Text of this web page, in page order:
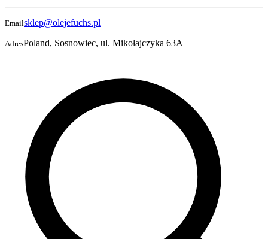
Emailsklep@olejefuchs.pl
AdresPoland, Sosnowiec, ul. Mikołajczyka 63A